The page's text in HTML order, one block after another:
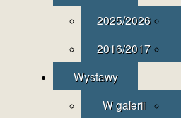
2025/2026
2016/2017
Wystawy
W galerii